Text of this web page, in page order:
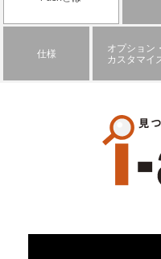
仕様
オプション・
カスタマイ